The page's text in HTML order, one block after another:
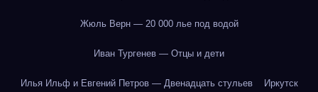
Жюль Верн — 20 000 лье под водой
Иван Тургенев — Отцы и дети
Илья Ильф и Евгений Петров — Двенадцать стульев Иркутск